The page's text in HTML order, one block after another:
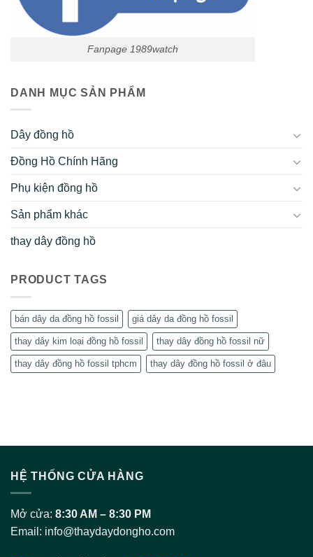
Fanpage 1989watch
DANH MỤC SẢN PHẨM
Dây đồng hồ
Đồng Hồ Chính Hãng
Phụ kiện đồng hồ
Sản phẩm khác
thay dây đồng hồ
PRODUCT TAGS
bán dây da đồng hồ fossil giá dây da đồng hồ fossil
thay dây kim loại đồng hồ fossil thay dây đồng hồ fossil nữ
thay dây đồng hồ fossil tphcm thay dây đồng hồ fossil ở đâu
HỆ THỐNG CỬA HÀNG
Mở cửa: 8:30 AM – 8:30 PM
Email: info@thaydaydongho.com